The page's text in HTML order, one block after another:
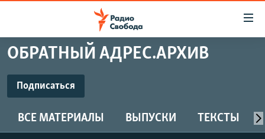
упрощенного
Вернуться
основному
содержанию
ПОДКАСТЫ
ОБРАТНЫЙ АДРЕС.АРХИВ
Подписаться
ВСЕ МАТЕРИАЛЫ ВЫПУСКИ ТЕКСТЫ